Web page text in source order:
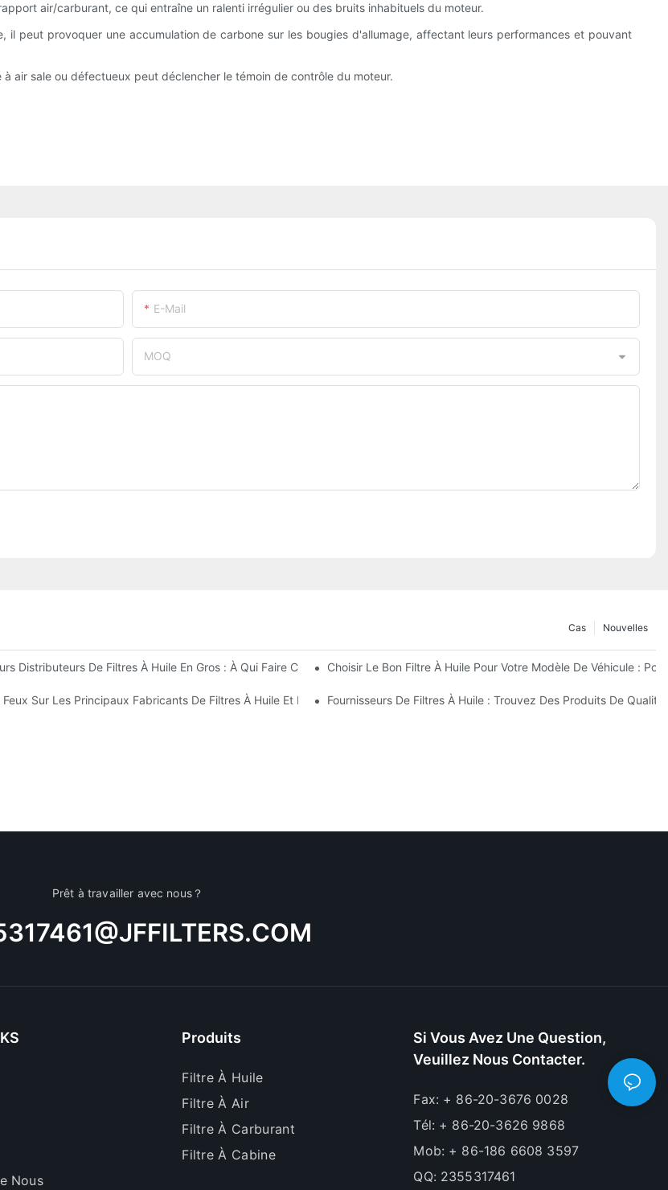
air/carburant, ce qui entraîne un ralenti irrégulier ou des bruits inhabituels du moteur.
il peut provoquer une accumulation de carbone sur les bougies d'allumage, affectant leurs performances et pouvant
air sale ou défectueux peut déclencher le témoin de contrôle du moteur.
E-Mail
MOQ
Nouvelles
Cas
Distributeurs De Filtres À Huile En Gros : À Qui Faire Confiance ?Choisir Le Bon Filtre À Huile Pour Votre Modèle De Véhicule :
Feux Sur Les Principaux Fabricants De Filtres À Huile Et Leurs InnovationsFournisseurs De Filtres À Huile : Trouvez Des Produits De
Prêt à travailler avec nous？
Nous
Produits
Filtre À Huile
Filtre À Air
Filtre À Carburant
Filtre À Cabine
Si Vous Avez Une Question,
Veuillez Nous Contacter.
Fax: + 86-20-3676 0028
Tél: + 86-20-3626 9868
Mob: + 86-186 6608 3597
QQ: 2355317461